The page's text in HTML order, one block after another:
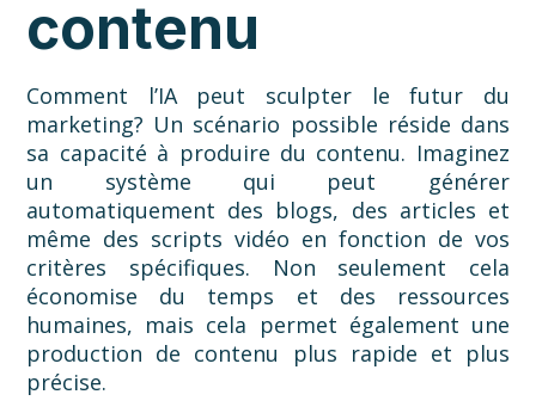
contenu
Comment l’IA peut sculpter le futur du
marketing? Un scénario possible réside dans
sa capacité à produire du contenu. Imaginez
un système qui peut générer
automatiquement des blogs, des articles et
même des scripts vidéo en fonction de vos
critères spécifiques. Non seulement cela
économise du temps et des ressources
humaines, mais cela permet également une
production de contenu plus rapide et plus
précise.